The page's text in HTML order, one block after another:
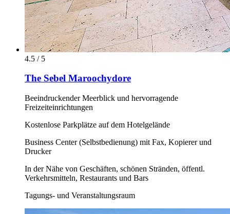
4.5 / 5
The Sebel Maroochydore
Beeindruckender Meerblick und hervorragende
Freizeiteinrichtungen
Kostenlose Parkplätze auf dem Hotelgelände
Business Center (Selbstbedienung) mit Fax, Kopierer und
Drucker
In der Nähe von Geschäften, schönen Stränden, öffentl.
Verkehrsmitteln, Restaurants und Bars
Tagungs- und Veranstaltungsraum